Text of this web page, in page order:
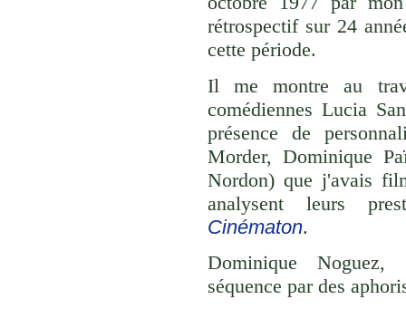
rétrospectif sur 24
cette période.
Il me montre au
comédiennes Lucia
présence de
Morder, Dominique
Nordon) que j'avais
analysent leurs
Cinématon.
Dominique Noguez,
séquence par des